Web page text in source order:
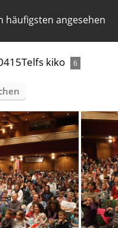
häufigsten angesehen
kiko 6